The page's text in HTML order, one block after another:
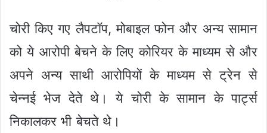
चोरी किए गए लैपटॉप, मोबाइल फोन और अन्य सामान
को ये आरोपी बेचने के लिए कोरियर के माध्यम से और
अपने अन्य साथी आरोपियों के माध्यम से ट्रेन से
चेन्नई भेज देते थे। ये चोरी के सामान के पार्ट्स
निकालकर भी बेचते थे।